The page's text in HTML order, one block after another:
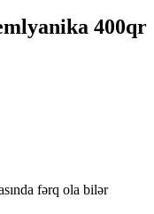
400qr
fərq ola bilər